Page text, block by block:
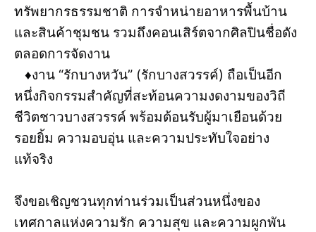
ทรัพยากรธรรมชาติ การจำหน่ายอาหารพื้นบ้าน
และสินค้าชุมชน รวมถึงคอนเสิร์ตจากศิลปินชื่อดัง
ตลอดการจัดงาน
♦️งาน “รักบางหวัน” (รักบางสวรรค์) ถือเป็นอีก
หนึ่งกิจกรรมสำคัญที่สะท้อนความงดงามของวิถี
ชีวิตชาวบางสวรรค์ พร้อมต้อนรับผู้มาเยือนด้วย
รอยยิ้ม ความอบอุ่น และความประทับใจอย่าง
แท้จริง
จึงขอเชิญชวนทุกท่านร่วมเป็นส่วนหนึ่งของ
เทศกาลแห่งความรัก ความสุข และความผูกพัน